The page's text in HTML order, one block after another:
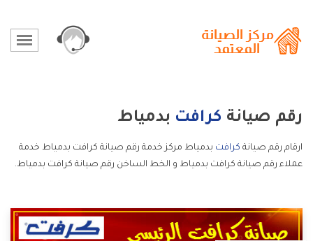
رقم صيانة كرافت بدمياط
ارقام رقم صيانة كرافت بدمياط مركز خدمة رقم صيانة كرافت بدمياط خدمة
عملاء رقم صيانة كرافت بدمياط و الخط الساخن رقم صيانة كرافت بدمياط.